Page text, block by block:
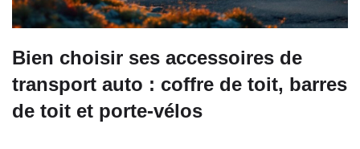
Bien choisir ses accessoires de
transport auto : coffre de toit, barres
de toit et porte-vélos